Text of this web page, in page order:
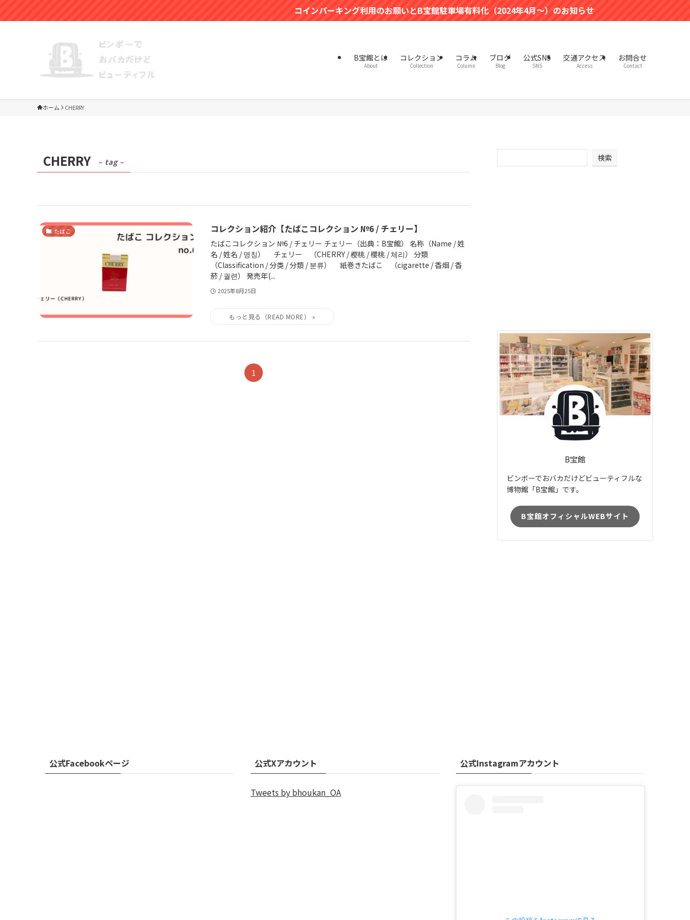
コインパーキング利用のお願いとB宝館駐車場有料化（2024年4月～）のお知らせ
B宝館とは
About
コレクション
Collection
コラム
Column
ブログ
Blog
公式SNS
SNS
交通アクセス
Access
お問合せ
Contact
ホーム CHERRY
CHERRY – tag –
たばこ コレクション紹介【たばこコレクション №6 / チェリー】
たばこコレクション №6 / チェリー チェリー（出典：B宝館） 名称（Name / 姓
名 / 姓名 / 명칭） チェリー （CHERRY / 樱桃 / 櫻桃 / 체리） 分類
（Classification / 分类 / 分類 / 분류） 紙巻きたばこ （cigarette / 香烟 / 香
菸 / 궐련） 発売年(...
2025年8月25日
1
検索
B宝館
ビンボーでおバカだけどビューティフルな
博物館「B宝館」です。
B宝館オフィシャルWEBサイト
公式Facebookページ 公式Xアカウント
Tweets by bhoukan_OA
公式Instagramアカウント